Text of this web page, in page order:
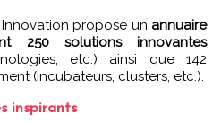
propose un annuaire
250 solutions innovantes
etc.) ainsi que 142
(incubateurs, clusters, etc.).
inspirants